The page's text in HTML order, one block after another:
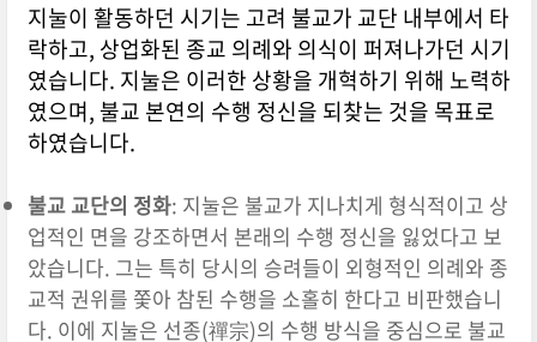
지눌이 활동하던 시기는 고려 불교가 교단 내부에서 타
락하고, 상업화된 종교 의례와 의식이 퍼져나가던 시기
였습니다. 지눌은 이러한 상황을 개혁하기 위해 노력하
였으며, 불교 본연의 수행 정신을 되찾는 것을 목표로
하였습니다.
불교 교단의 정화: 지눌은 불교가 지나치게 형식적이고 상
업적인 면을 강조하면서 본래의 수행 정신을 잃었다고 보
았습니다. 그는 특히 당시의 승려들이 외형적인 의례와 종
교적 권위를 쫓아 참된 수행을 소홀히 한다고 비판했습니
다. 이에 지눌은 선종(禪宗)의 수행 방식을 중심으로 불교